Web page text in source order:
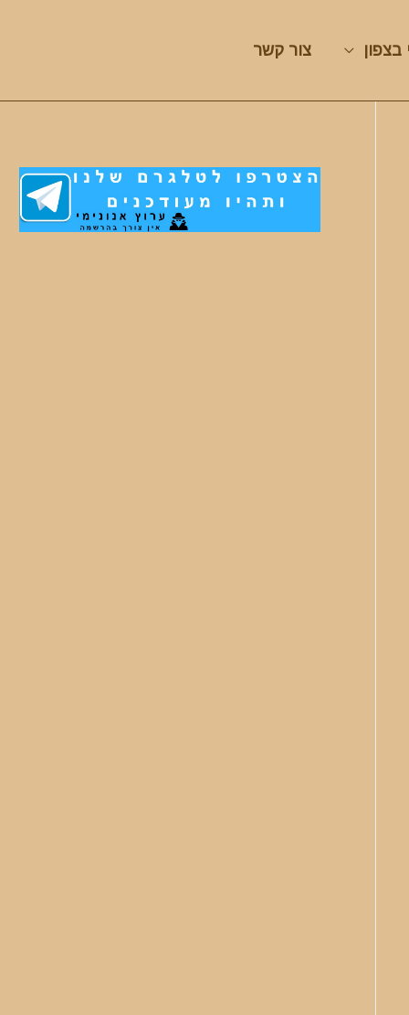
בצפון צור קשר